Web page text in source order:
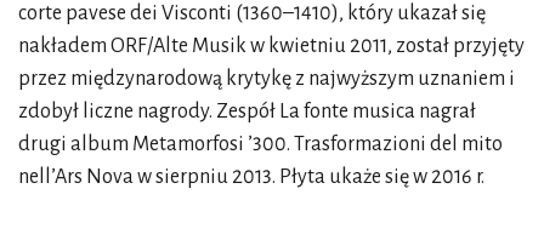
corte pavese dei Visconti (1360–1410), który ukazał się
nakładem ORF/Alte Musik w kwietniu 2011, został przyjęty
przez międzynarodową krytykę z najwyższym uznaniem i
zdobył liczne nagrody. Zespół La fonte musica nagrał
drugi album Metamorfosi ’300. Trasformazioni del mito
nell’Ars Nova w sierpniu 2013. Płyta ukaże się w 2016 r.